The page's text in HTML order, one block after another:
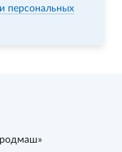
персональных